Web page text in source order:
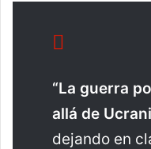
“La guerra
allá de
dejando en